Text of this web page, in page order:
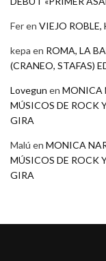
Feren VIEJO ROBLE,
kepa en ROMA, LA
(CRANEO, STAFAS)
Lovegun en MONICA
MÚSICOS DE ROCK
GIRA
Malú en MONICA
MÚSICOS DE ROCK
GIRA